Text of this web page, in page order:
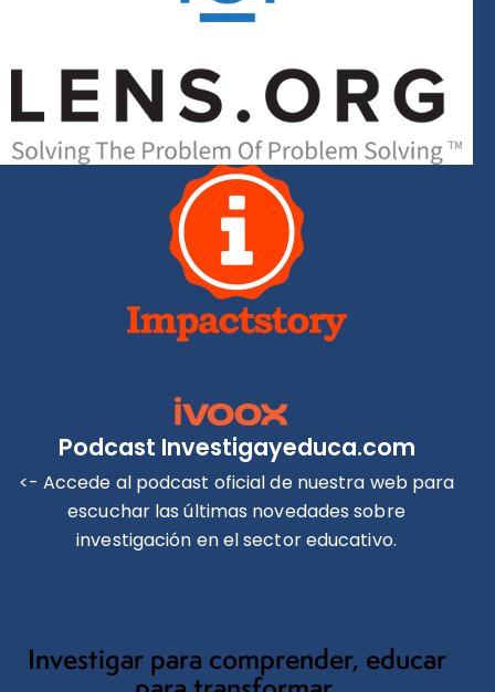
Podcast Investigayeduca.com
<- Accede al podcast oficial de nuestra web para
escuchar las últimas novedades sobre
investigación en el sector educativo.
Investigar para comprender, educar